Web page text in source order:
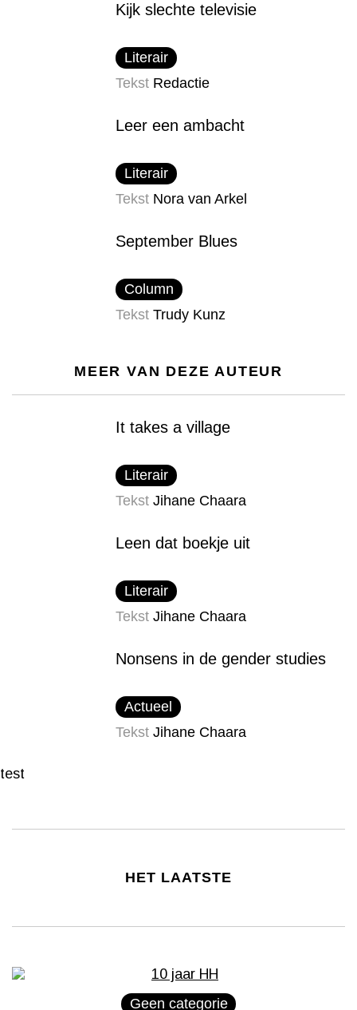
Kijk slechte televisie
Literair
Tekst Redactie
Leer een ambacht
Literair
Tekst Nora van Arkel
September Blues
Column
Tekst Trudy Kunz
MEER VAN DEZE AUTEUR
It takes a village
Literair
Tekst Jihane Chaara
Leen dat boekje uit
Literair
Tekst Jihane Chaara
Nonsens in de gender studies
Actueel
Tekst Jihane Chaara
test
HET LAATSTE
Geen categorie